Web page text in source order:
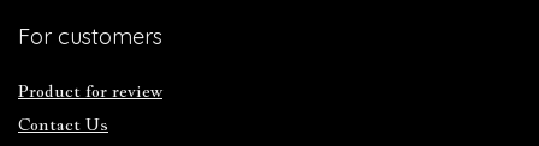
For customers
Product for review
Contact Us